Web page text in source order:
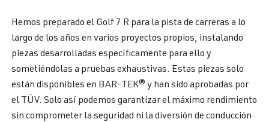
Hemos preparado el Golf 7 R para la pista de carreras a lo
largo de los años en varios proyectos propios, instalando
piezas desarrolladas específicamente para ello y
sometiéndolas a pruebas exhaustivas. Estas piezas solo
están disponibles en BAR-TEK® y han sido aprobadas por
el TÜV. Solo así podemos garantizar el máximo rendimiento
sin comprometer la seguridad ni la diversión de conducción